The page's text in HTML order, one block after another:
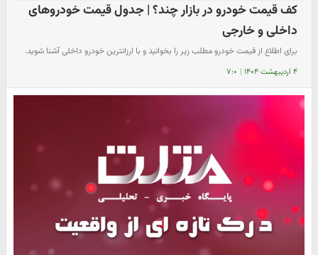
کف قیمت خودرو در بازار چند؟ | جدول قیمت خودروهای
داخلی و خارجی
برای اطلاع از قیمت خودرو مطلب زیر را بخوانید و با ارزانترین خودرو داخلی آشنا شوید.
۴ اردیبهشت ۱۴۰۴ | ۷:۰